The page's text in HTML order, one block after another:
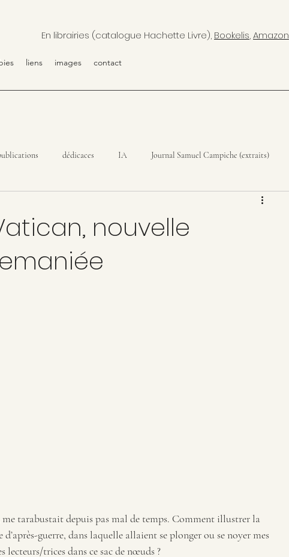
En librairies (catalogue Hachette Livre), Bookelis,Amazon
liens images contact
dédicaces IA Journal Samuel Campiche (extraits)
nouvelle
tarabustait depuis pas mal de temps. Comment illustrer la
guerre, dans laquelle allaient se plonger ou se noyer mes
lecteurs/trices dans ce sac de nœuds ?